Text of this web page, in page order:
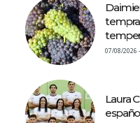
07/08/2026
Laura